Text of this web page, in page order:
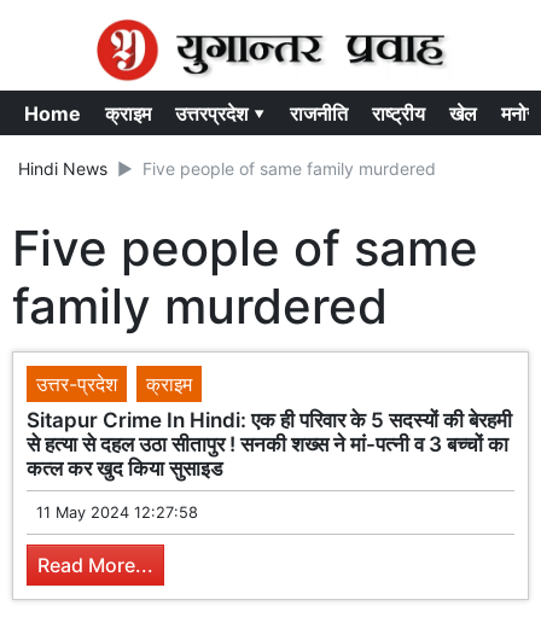
Home क्राइम उत्तरप्रदेश ▾ राजनीति राष्ट्रीय खेल
Hindi News Five people of same family murdered
Five people of same
family murdered
उत्तर-प्रदेश
क्राइम
Sitapur Crime In Hindi: एक ही परिवार के 5 सदस्यों की बेरहमी
से हत्या से दहल उठा सीतापुर ! सनकी शख्स ने मां-पत्नी व 3 बच्चों का
कत्ल कर खुद किया सुसाइड
11 May 2024 12:27:58
Read More...